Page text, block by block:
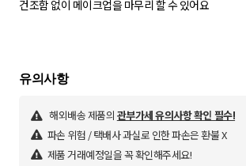
건조함 없이 메이크업을 마무리 할 수 있어요
유의사항
해외배송 제품의 관부가세 유의사항 확인 필수!
파손 위험 / 택배사 과실로 인한 파손은 환불 X
제품 거래예정일을 꼭 확인해주세요!